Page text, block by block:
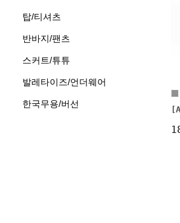
탑/티셔츠
반바지/팬츠
스커트/튜튜
발레타이즈/언더웨어
한국무용/버선